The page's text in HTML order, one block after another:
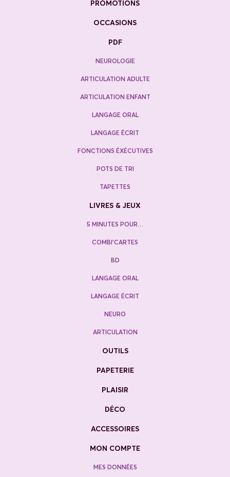
PROMOTIONS
OCCASIONS
PDF
NEUROLOGIE
ARTICULATION ADULTE
ARTICULATION ENFANT
LANGAGE ORAL
LANGAGE ÉCRIT
FONCTIONS ÉXÉCUTIVES
POTS DE TRI
TAPETTES
LIVRES & JEUX
5 MINUTES POUR…
COMBI’CARTES
BD
LANGAGE ORAL
LANGAGE ÉCRIT
NEURO
ARTICULATION
OUTILS
PAPETERIE
PLAISIR
DÉCO
ACCESSOIRES
MON COMPTE
MES DONNÉES